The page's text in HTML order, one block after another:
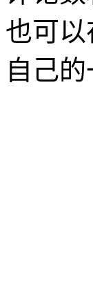
也可以
自己